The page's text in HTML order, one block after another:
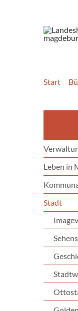
Start
Leben in
Stadt